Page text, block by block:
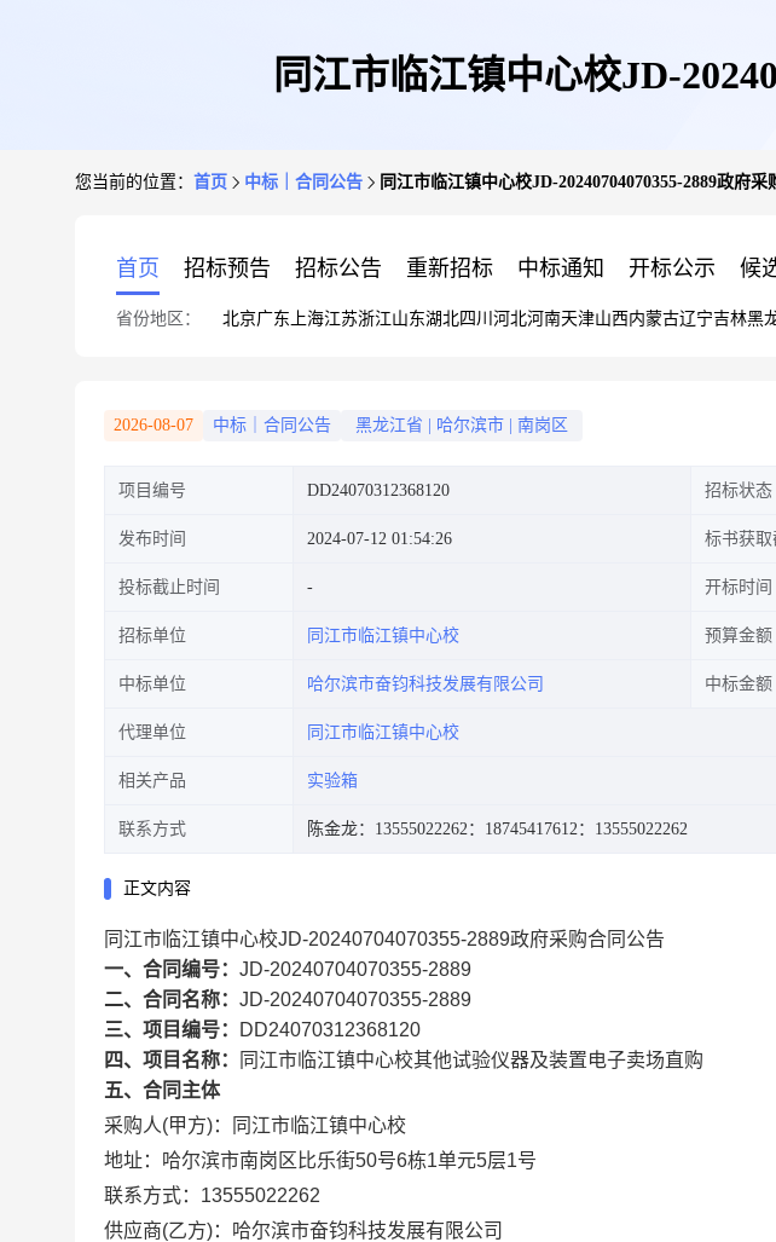
同江市临江镇中心校JD-
您当前的位置： 首页 中标｜合同公告 同江市临江镇中心校JD-20240704070355-2889政府采
首页 招标预告 招标公告 重新招标 中标通知 开标公示 候
省份地区： 北京广东 上海江苏浙江山东湖北四川 河北河南天津山西内蒙古辽宁吉林黑
2026-08-07 中标｜合同公告 黑龙江省 哈尔滨市 南岗区
项目编号 DD24070312368120 招标状态
发布时间 2024-07-12 01:54:26 标书获取
投标截止时间 开标时间
招标单位 同江市临江镇中心校 预算金额
中标单位 哈尔滨市奋钧科技发展有限公司 中标金额
代理单位 同江市临江镇中心校
相关产品 实验箱
联系方式 陈金龙：13555022262：18745417612：13555022262
正文内容
同江市临江镇中心校JD-20240704070355-2889政府采购合同公告
一、合同编号： JD-20240704070355-2889
二、合同名称： JD-20240704070355-2889
三、项目编号：
DD24070312368120
四、项目名称：
同江市临江镇中心校其他试验仪器及装置电子卖场直购
五、合同主体
采购人(甲方)：同江市临江镇中心校
地址：哈尔滨市南岗区比乐街50号6栋1单元5层1号
联系方式：13555022262
供应商(乙方)：哈尔滨市奋钧科技发展有限公司